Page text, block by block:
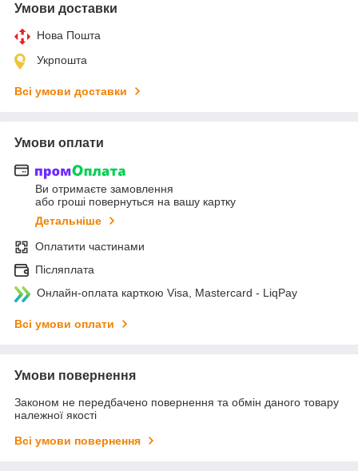
Умови доставки
Нова Пошта
Укрпошта
Всі умови доставки
Умови оплати
Ви отримаєте замовлення
або гроші повернуться на вашу картку
Детальніше
Оплатити частинами
Післяплата
Онлайн-оплата карткою Visa, Mastercard - LiqPay
Всі умови оплати
Умови повернення
Законом не передбачено повернення та обмін даного товару
належної якості
Всі умови повернення